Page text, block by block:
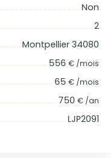
Non
2
Montpellier 34080
556 € /mois
65 € /mois
750 € /an
LJP2091